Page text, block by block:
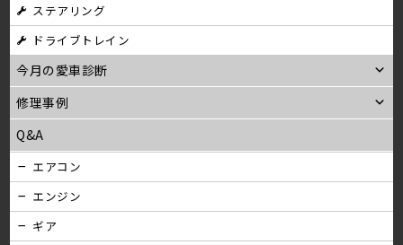
ステアリング
ドライブトレイン
今月の愛車診断
修理事例
Q&A
エアコン
エンジン
ギア